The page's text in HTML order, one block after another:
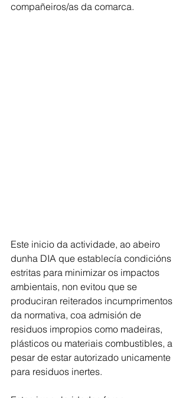
compañeiros/as da comarca.
Este inicio da actividade, ao abeiro
dunha DIA que establecía condicións
estritas para minimizar os impactos
ambientais, non evitou que se
produciran reiterados incumprimentos
da normativa, coa admisión de
residuos impropios como madeiras,
plásticos ou materiais combustibles, a
pesar de estar autorizado unicamente
para residuos inertes.